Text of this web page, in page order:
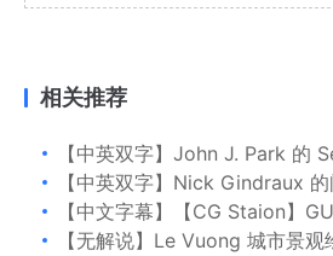
相关推荐
【中英双字】John J. Park 的
【中英双字】Nick Gindraux
【中文字幕】【CG Staion】GUWEIZ EP
【无解说】Le Vuong 城市景观